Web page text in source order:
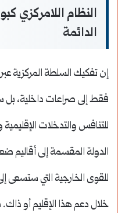
النظام اللامركزي
الدائمة
إن تفكيك السلطة المركزية
فقط إلى صراعات داخلية،
للتنافس والتدخلات
الدولة المقسمة إلى
للقوى الخارجية التي ستسعى
خلال دعم هذا الإقليم أو